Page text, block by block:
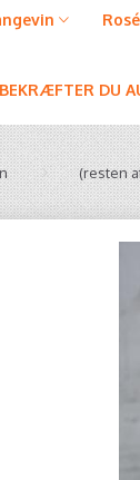
Rosé
DU
(resten